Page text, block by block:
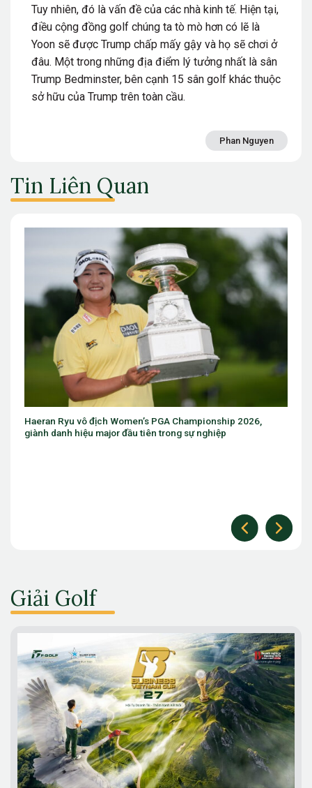
Tuy nhiên, đó là vấn đề của các nhà kinh tế. Hiện tại,
điều cộng đồng golf chúng ta tò mò hơn có lẽ là
Yoon sẽ được Trump chấp mấy gậy và họ sẽ chơi ở
đâu. Một trong những địa điểm lý tưởng nhất là sân
Trump Bedminster, bên cạnh 15 sân golf khác thuộc
sở hữu của Trump trên toàn cầu.
Phan Nguyen
Tin Liên Quan
Ryu vô địch Women’s PGA Championship 2026,
danh hiệu major đầu tiên trong sự nghiệp
Giải Golf